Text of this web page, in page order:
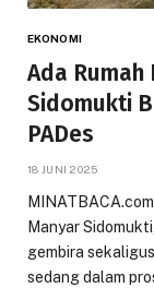
EKONOMI
Ada
Sidomukti
PADes
18 JUNI 2025
Manyar
gembira
sedang dalam